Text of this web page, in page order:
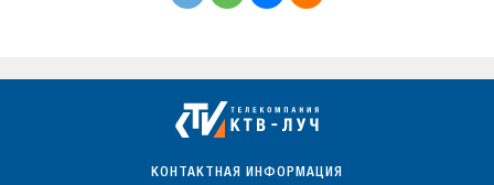
КОНТАКТНАЯ ИНФОРМАЦИЯ